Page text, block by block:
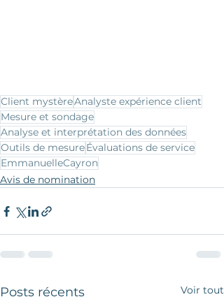
Client mystèreAnalyste expérience client
Mesure et sondage
Analyse et interprétation des données
Outils de mesureÉvaluations de service
EmmanuelleCayron
Avis de nomination
Posts récents Voir tout